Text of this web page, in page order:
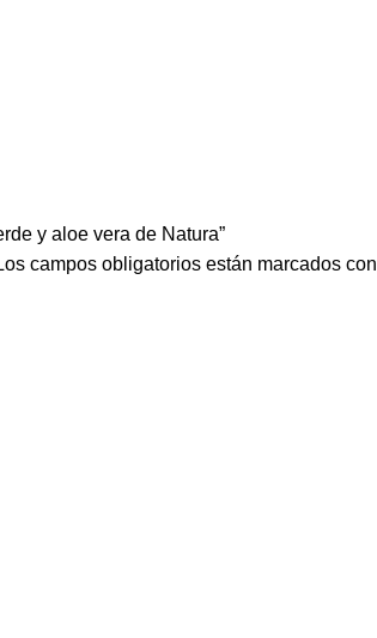
y aloe vera de Natura”
campos obligatorios están marcados con